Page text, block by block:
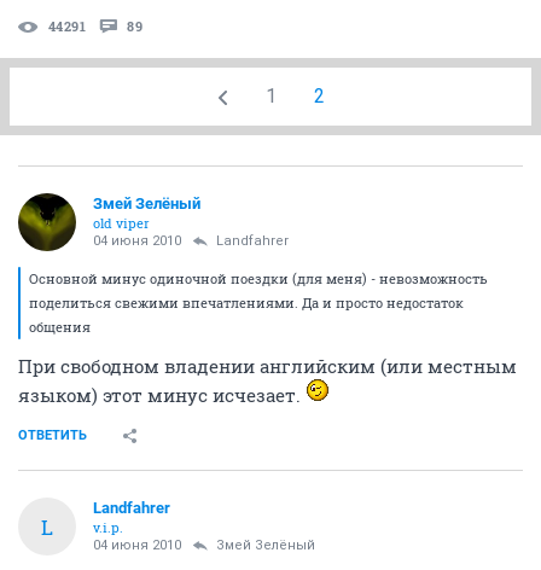
44291 89
1 2
Змей Зелёный
old viper
04 июня 2010 Landfahrer
Основной минус одиночной поездки (для меня) - невозможность
поделиться свежими впечатлениями. Да и просто недостаток
общения
При свободном владении английским (или местным
языком) этот минус исчезает.
ОТВЕТИТЬ
L
Landfahrer
v.i.p.
04 июня 2010 Змей Зелёный